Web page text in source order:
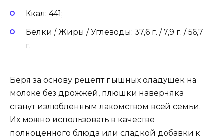
Ккал: 441;
Белки / Жиры / Углеводы: 37,6 г. / 7,9 г. / 56,7
г.
Беря за основу рецепт пышных оладушек на
молоке без дрожжей, плюшки наверняка
станут излюбленным лакомством всей семьи.
Их можно использовать в качестве
полноценного блюда или сладкой добавки к